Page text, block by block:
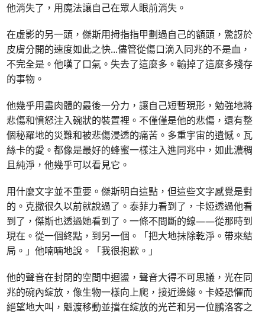
他消失了，用魔法讓自己在眾人眼前消失。
在虛影的另一頭，傑斯用拇指指甲劃過自己的額頭，驚訝於
皮膚分開的速度如此之快...儘管從傷口滴入同兆的不是血，
不完全是。他嘆了口氣。失去了這麼多。輸掉了這麼多殘存
的事物。
他幾乎用盡肉體的最後一分力，讓自己短暫現形，勉強地將
悲傷和憤怒注入碗狀的裝置裡。不僅僅是他的悲傷，還有整
個秘羅地的災難和被悲傷浸透的痛苦。多重宇宙的遺憾。瓦
絲卡的愛。都像是最好的蜂蜜一樣注入進同兆中，如此濃稠
且純淨，他幾乎可以看見它。
用什麼文字並不重要。傑斯明白這點，但這些文字感覺是對
的。克撒很久以前就說過了。泰菲力看到了，卡婭透過他看
到了，傑斯也透過她看到了。一條不間斷的線——從那時到
現在。從一個終點，到另一個。「把大地抹除乾淨。帶來結
局。」他喃喃地說。「我很抱歉。」
他的聲音在封閉的空間中迴盪，聲音大得不可思議，光在同
兆的碗內綻放，像生物一樣向上爬，接近邊緣。卡婭恐懼而
絕望地大叫，魁渡移動並擋在綻放的光芒和另一位鵬洛客之